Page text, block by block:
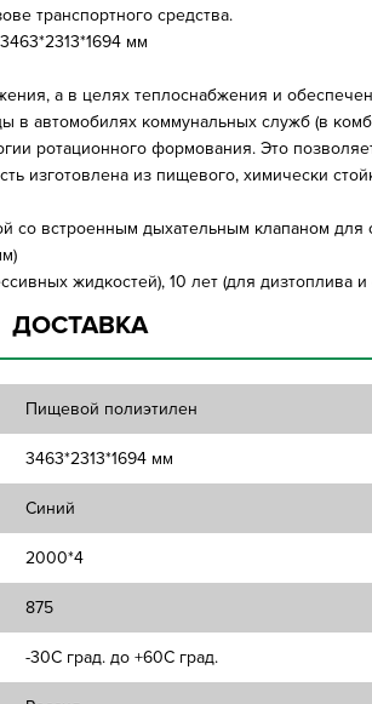
транспортного средства.
мм
а в целях теплоснабжения и
в автомобилях коммунальных служб (в
ротационного формования. Это
изготовлена из пищевого, химически
со встроенным дыхательным клапаном
жидкостей), 10 лет (для дизтоплива
ДОСТАВКА
Пищевой полиэтилен
3463*2313*1694 мм
Синий
2000*4
875
-30C град. до +60C град.